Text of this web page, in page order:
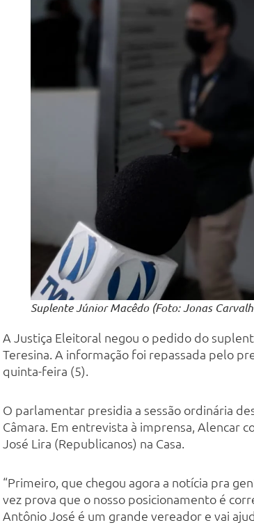
Suplente Júnior Macêdo (Foto: Jonas
A Justiça Eleitoral negou o pedido do
Teresina. A informação foi repassada pelo
quinta-feira (5).
O parlamentar presidia a sessão ordinária
Câmara. Em entrevista à imprensa, Alencar
José Lira (Republicanos) na Casa.
“Primeiro, que chegou agora a notícia pra
vez prova que o nosso posicionamento é
Antônio José é um grande vereador e vai